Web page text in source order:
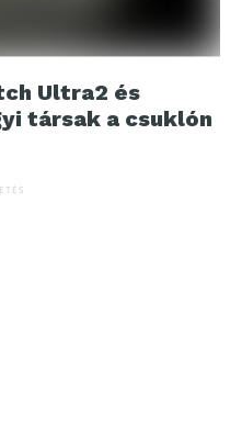
Ultra2 és
társak a csuklón